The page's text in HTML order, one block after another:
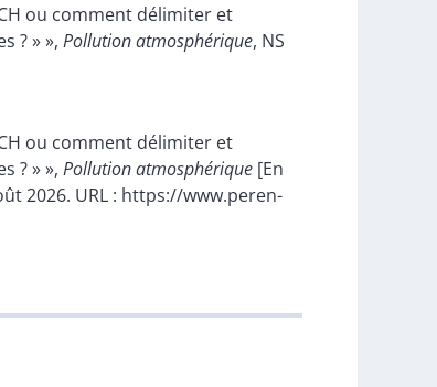
ou comment délimiter et
? » », Pollution atmosphérique, NS
ou comment délimiter et
? » », Pollution atmosphérique [En
2026. URL : https://www.peren-